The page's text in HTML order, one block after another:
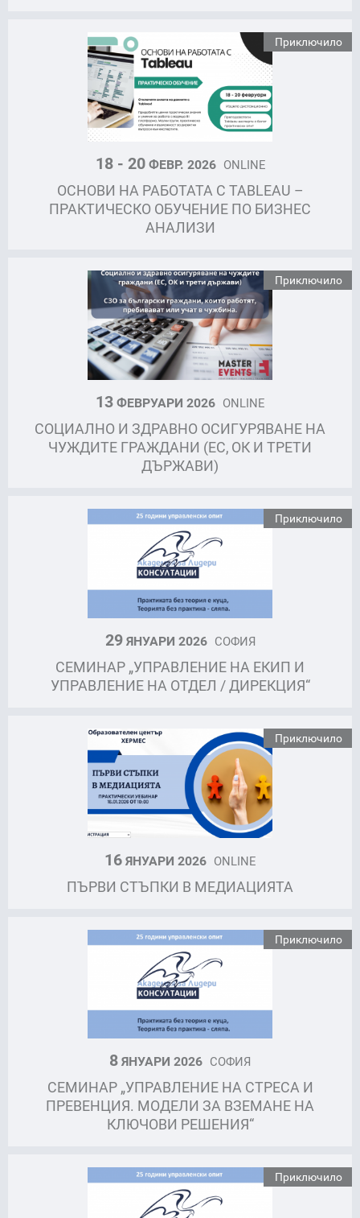
Приключило
18 - 20ФЕВР. 2026 ONLINE
ОСНОВИ НА РАБОТАТА С TABLEAU –
ПРАКТИЧЕСКО ОБУЧЕНИЕ ПО БИЗНЕС
АНАЛИЗИ
Приключило
13ФЕВРУАРИ 2026 ONLINE
СОЦИАЛНО И ЗДРАВНО ОСИГУРЯВАНЕ НА
ЧУЖДИТЕ ГРАЖДАНИ (ЕС, ОК И ТРЕТИ
ДЪРЖАВИ)
Приключило
29ЯНУАРИ 2026 СОФИЯ
СЕМИНАР „УПРАВЛЕНИЕ НА ЕКИП И
УПРАВЛЕНИЕ НА ОТДЕЛ / ДИРЕКЦИЯ“
Приключило
16ЯНУАРИ 2026 ONLINE
ПЪРВИ СТЪПКИ В МЕДИАЦИЯТА
Приключило
8ЯНУАРИ 2026 СОФИЯ
СЕМИНАР „УПРАВЛЕНИЕ НА СТРЕСА И
ПРЕВЕНЦИЯ. МОДЕЛИ ЗА ВЗЕМАНЕ НА
КЛЮЧОВИ РЕШЕНИЯ“
Приключило